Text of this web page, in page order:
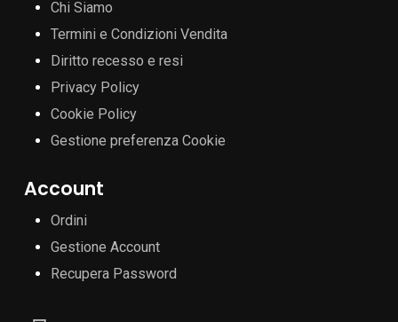
Chi Siamo
Termini e Condizioni Vendita
Diritto recesso e resi
Privacy Policy
Cookie Policy
Gestione preferenza Cookie
Account
Ordini
Gestione Account
Recupera Password